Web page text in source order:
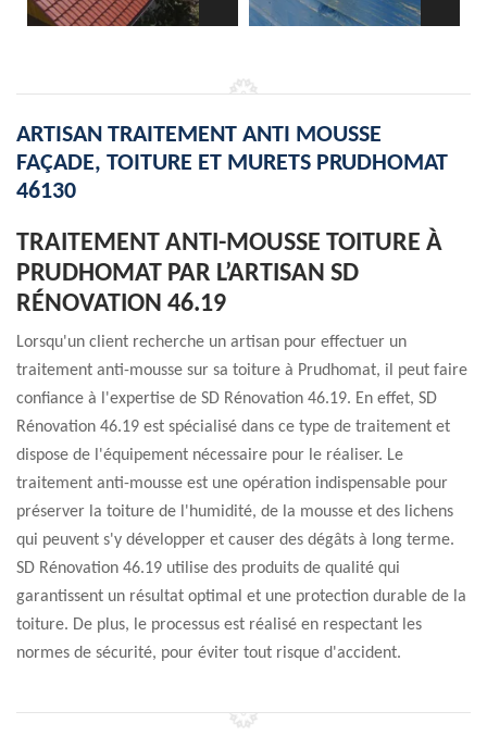
ARTISAN TRAITEMENT ANTI MOUSSE
FAÇADE, TOITURE ET MURETS PRUDHOMAT
46130
TRAITEMENT ANTI-MOUSSE TOITURE À
PRUDHOMAT PAR L’ARTISAN SD
RÉNOVATION 46.19
Lorsqu'un client recherche un artisan pour effectuer un
traitement anti-mousse sur sa toiture à Prudhomat, il peut faire
confiance à l'expertise de SD Rénovation 46.19. En effet, SD
Rénovation 46.19 est spécialisé dans ce type de traitement et
dispose de l'équipement nécessaire pour le réaliser. Le
traitement anti-mousse est une opération indispensable pour
préserver la toiture de l'humidité, de la mousse et des lichens
qui peuvent s'y développer et causer des dégâts à long terme.
SD Rénovation 46.19 utilise des produits de qualité qui
garantissent un résultat optimal et une protection durable de la
toiture. De plus, le processus est réalisé en respectant les
normes de sécurité, pour éviter tout risque d'accident.